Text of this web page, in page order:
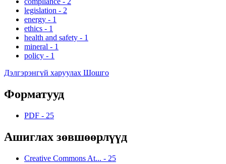
legislation - 2
energy - 1
ethics - 1
health and safety - 1
mineral - 1
policy - 1
Дэлгэрэнгүй харуулах Шошго
Форматууд
PDF - 25
Ашиглах зөвшөөрлүүд
Creative Commons At... - 25